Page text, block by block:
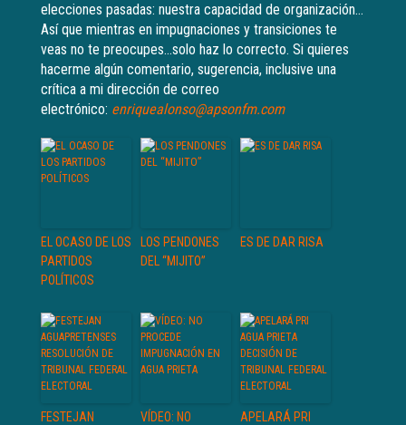
elecciones pasadas: nuestra capacidad de organización…
Así que mientras en impugnaciones y transiciones te
veas no te preocupes…solo haz lo correcto. Si quieres
hacerme algún comentario, sugerencia, inclusive una
crítica a mi dirección de correo
electrónico: enriquealonso@apsonfm.com
EL OCASO DE LOS
PARTIDOS
POLÍTICOS
LOS PENDONES
DEL “MIJITO”
ES DE DAR RISA
FESTEJAN
VÍDEO: NO
APELARÁ PRI